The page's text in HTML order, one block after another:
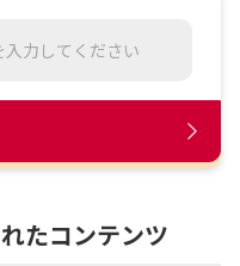
サポートサイトの使い方
たコンテンツ